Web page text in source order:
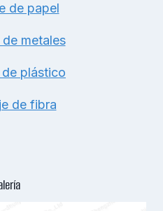
de papel
de metales
de plástico
de fibra